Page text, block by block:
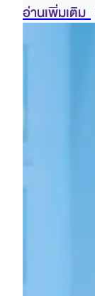
อ่านเพิ่มเติม